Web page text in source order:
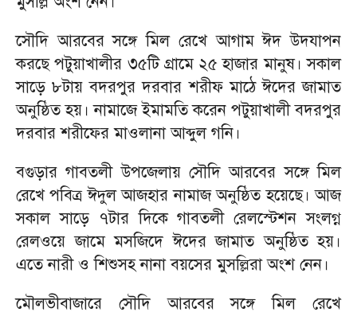
‎সৌদি আরবের সঙ্গে মিল রেখে আগাম ঈদ উদযাপন
করছে পটুয়াখালীর ৩৫টি গ্রামে ২৫ হাজার মানুষ। সকাল
সাড়ে ৮টায় বদরপুর দরবার শরীফ মাঠে ঈদের জামাত
অনুষ্ঠিত হয়। নামাজে ইমামতি করেন পটুয়াখালী বদরপুর
দরবার শরীফের মাওলানা আব্দুল গনি।
‎বগুড়ার গাবতলী উপজেলায় সৌদি আরবের সঙ্গে মিল
রেখে পবিত্র ঈদুল আজহার নামাজ অনুষ্ঠিত হয়েছে। আজ
সকাল সাড়ে ৭টার দিকে গাবতলী রেলস্টেশন সংলগ্ন
রেলওয়ে জামে মসজিদে ঈদের জামাত অনুষ্ঠিত হয়।
এতে নারী ও শিশুসহ নানা বয়সের মুসল্লিরা অংশ নেন।
‎মৌলভীবাজারে সৌদি আরবের সঙ্গে মিল রেখে